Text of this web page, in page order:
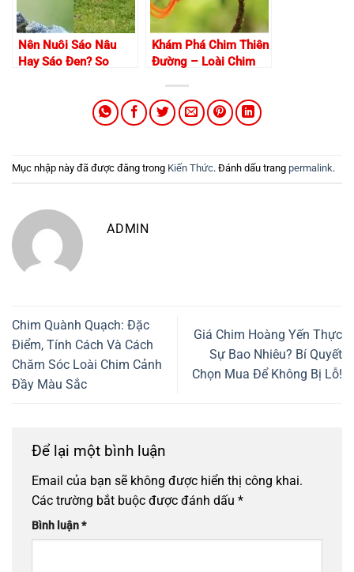
Nên Nuôi Sáo Nâu
Hay Sáo Đen? So
Khám Phá Chim Thiên
Đường – Loài Chim
Mục nhập này đã được đăng trong Kiến Thức. Đánh dấu trang permalink.
ADMIN
Chim Quành Quạch: Đặc
Điểm, Tính Cách Và Cách
Chăm Sóc Loài Chim Cảnh
Đầy Màu Sắc
Giá Chim Hoàng Yến Thực
Sự Bao Nhiêu? Bí Quyết
Chọn Mua Để Không Bị Lỗ!
Để lại một bình luận
Email của bạn sẽ không được hiển thị công khai.
Các trường bắt buộc được đánh dấu *
Bình luận*